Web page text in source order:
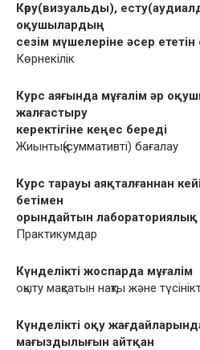
Көру(визуальды),
оқушылардың
сезім мүшелеріне əсер
Көрнекілік
Курс аяғында мұғалім əр
жалғастыру
керектігіне кеңес береді
Жиынтық(суммативті) бағалау
Курс тарауы аяқталғаннан
бетімен
орындайтын
Практикумдар
Күнделікті жоспарда мұғалім
оқыту мақсатын нақты жəне
Күнделікті оқу
мағыздылығын айтқан